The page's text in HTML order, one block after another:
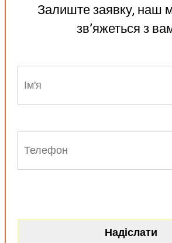
Залиште заявку, наш
зв’яжеться з